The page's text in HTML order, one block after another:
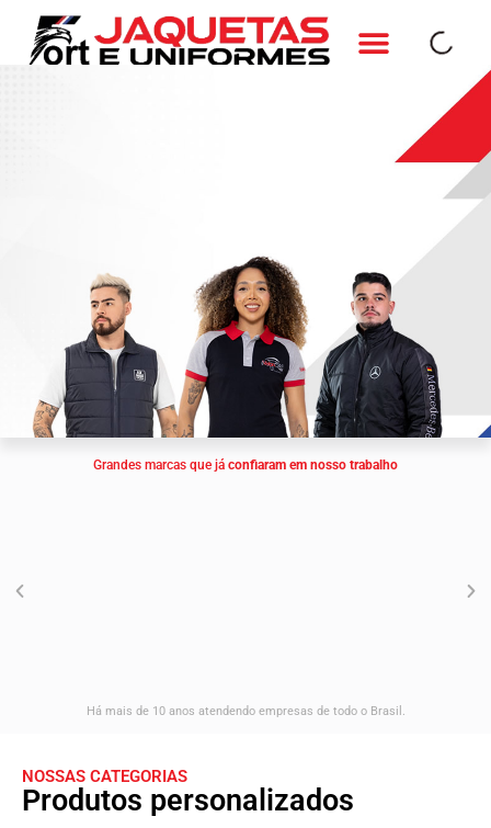
Grandes marcas que já confiaram em nosso trabalho
Há mais de 10 anos atendendo empresas de todo o Brasil.
NOSSAS CATEGORIAS
Produtos personalizados